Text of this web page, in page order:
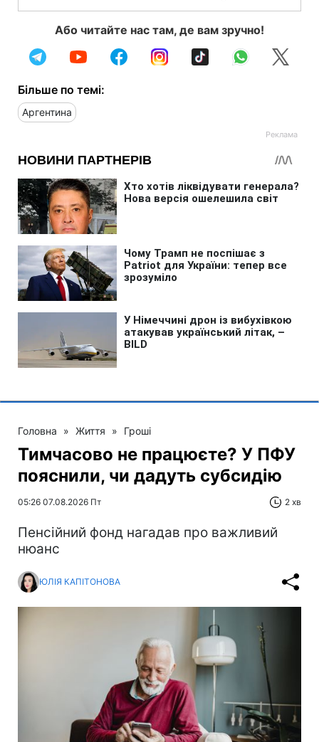
Або читайте нас там, де вам зручно!
Більше по темі:
Аргентина
Головна » Життя » Гроші
Тимчасово не працюєте? У ПФУ
пояснили, чи дадуть субсидію
05:26 07.08.2026 Пт 2 хв
Пенсійний фонд нагадав про важливий
нюанс
ЮЛІЯ КАПІТОНОВА